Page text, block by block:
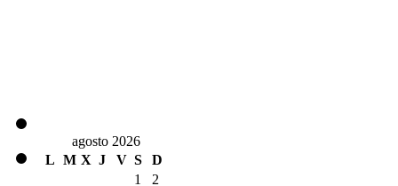
agosto 2026
L M X J V S
D
1
2